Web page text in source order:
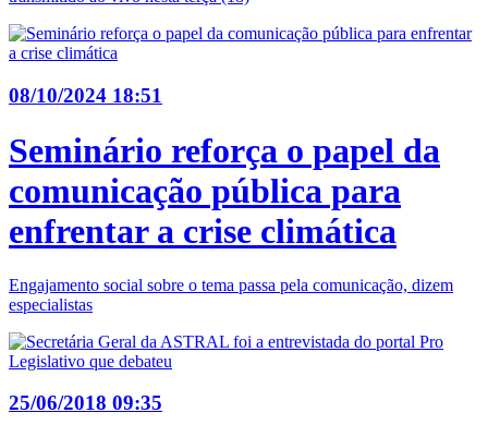
08/10/2024 18:51
Seminário reforça o papel da
comunicação pública para
enfrentar a crise climática
Engajamento social sobre o tema passa pela comunicação, dizem
especialistas
25/06/2018 09:35